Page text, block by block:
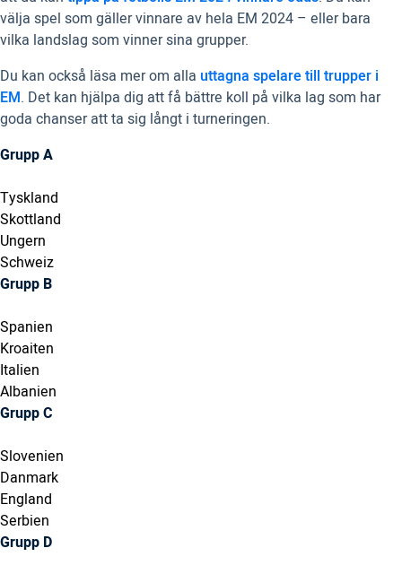
välja spel som gäller vinnare av hela EM 2024 – eller bara
vilka landslag som vinner sina grupper.
Du kan också läsa mer om alla uttagna spelare till trupper i
EM. Det kan hjälpa dig att få bättre koll på vilka lag som har
goda chanser att ta sig långt i turneringen.
Grupp A
Tyskland
Skottland
Ungern
Schweiz
Grupp B
Spanien
Kroaiten
Italien
Albanien
Grupp C
Slovenien
Danmark
England
Serbien
Grupp D